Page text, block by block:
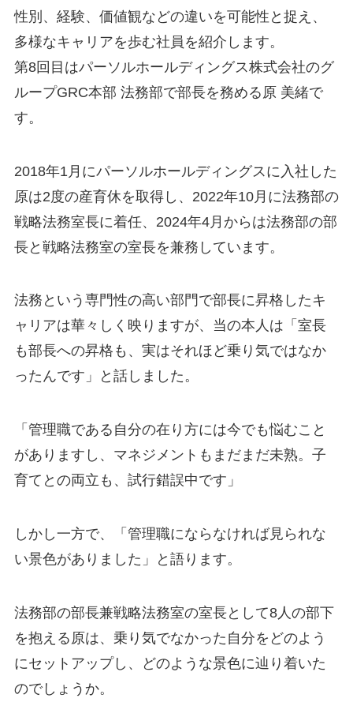
性別、経験、価値観などの違いを可能性と捉え、
多様なキャリアを歩む社員を紹介します。
第8回目はパーソルホールディングス株式会社のグ
ループGRC本部 法務部で部長を務める原 美緒で
す。
2018年1月にパーソルホールディングスに入社した
原は2度の産育休を取得し、2022年10月に法務部の
戦略法務室長に着任、2024年4月からは法務部の部
長と戦略法務室の室長を兼務しています。
法務という専門性の高い部門で部長に昇格したキ
ャリアは華々しく映りますが、当の本人は「室長
も部長への昇格も、実はそれほど乗り気ではなか
ったんです」と話しました。
「管理職である自分の在り方には今でも悩むこと
がありますし、マネジメントもまだまだ未熟。子
育てとの両立も、試行錯誤中です」
しかし一方で、「管理職にならなければ見られな
い景色がありました」と語ります。
法務部の部長兼戦略法務室の室長として8人の部下
を抱える原は、乗り気でなかった自分をどのよう
にセットアップし、どのような景色に辿り着いた
のでしょうか。